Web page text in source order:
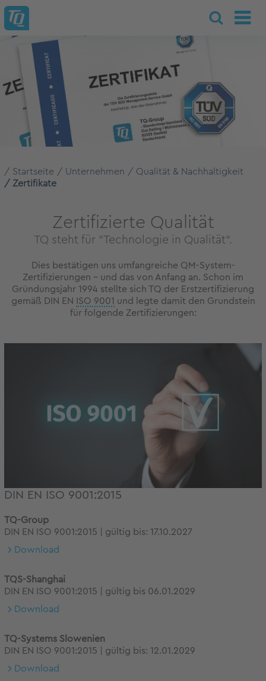
Startseite Unternehmen
Qualität & Nachhaltigkeit
Zertifikate
Zertifizierte Qualität
TQ steht für "Technologie in Qualität".
Dies bestätigen uns umfangreiche QM-System-
Zertifizierungen - und das von Anfang an. Schon im
Gründungsjahr 1994 stellte sich TQ der Erstzertifizierung
gemäß DIN EN
ISO 9001 und legte damit den Grundstein
für folgende Zertifizierungen:
DIN EN ISO 9001:2015
TQ-Group
DIN EN ISO 9001:2015 | gültig bis: 17.10.2027
Download
TQS-Shanghai
DIN EN ISO 9001:2015 | gültig bis 06.01.2029
Download
TQ-Systems Slowenien
DIN EN ISO 9001:2015 | gültig bis: 12.01.2029
Download